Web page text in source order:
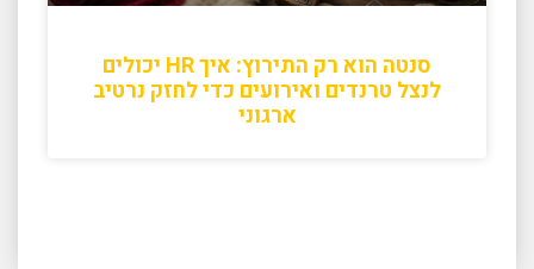
סנטה הוא רק התירוץ: איך HR יכולים
לנצל טרנדים ואירועים כדי לחזק נרטיב
ארגוני